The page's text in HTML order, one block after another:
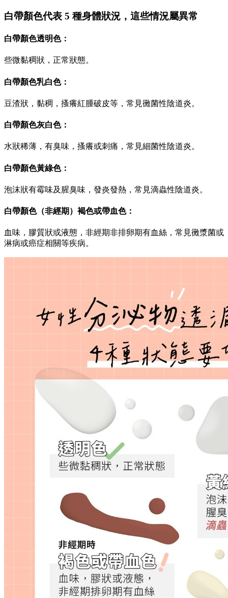
白帶顏色代表 5 種身體狀況，這些情況屬異常
白帶顏色透明色：
些微黏稠狀，正常狀態。
白帶顏色乳白色：
豆渣狀，黏稠，搔癢紅腫破皮等，常見黴菌性陰道炎。
白帶顏色灰白色：
水狀稀薄，有臭味，搔癢或刺痛，常見細菌性陰道炎。
白帶顏色黃綠色：
泡沫狀有霉味及腥臭味，發炎發熱，常見滴蟲性陰道炎。
白帶顏色（非經期）褐色或帶血色：
血味，膠質狀或液態，非經期非排卵期有血絲，常見黴漿菌或
淋病或癌症相關等疾病。